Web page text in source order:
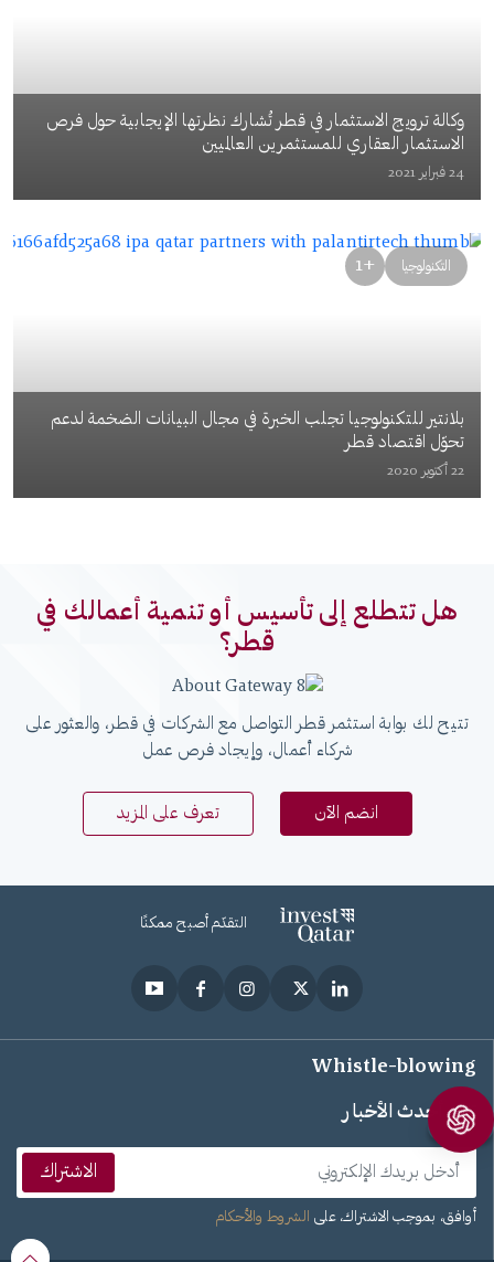
وكالة ترويج الاستثمار في قطر تُشارك نظرتها الإيجابية حول فرص
الاستثمار العقاري للمستثمرين العالميين
24 فبراير 2021
التكنولوجيا +1
بلانتير للتكنولوجيا تجلب الخبرة في مجال البيانات الضخمة لدعم
تحوّل اقتصاد قطر
22 أكتوبر 2020
هل تتطلع إلى تأسيس أو تنمية أعمالك في
قطر؟
تتيح لك بوابة استثمر قطر التواصل مع الشركات في قطر، والعثور على
شركاء أعمال، وإيجاد فرص عمل
انضم الآن تعرف على المزيد
التقدّم أصبح ممكنًا
Whistle-blowing
تابع أحدث الأخبار
الاشتراك
أوافق، بموجب الاشتراك، على الشروط والأحكام